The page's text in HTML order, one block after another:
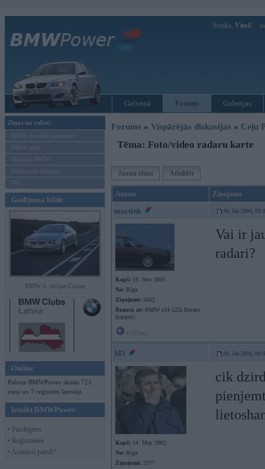
Sveiks, Viesi!
Galvenā Forums Galerijas
Ziņas un raksti
BMW modeļu jaunumi
BMW testi
Mēneša BMW
Sērijveida tūnings
Vel...
Gadījuma bilde
BMW 6. sērijas Coupe
Online
Pašreiz BMWPower skatās 723
viesi un 7 reģistrēti lietotāji.
Ienākt BMWPower
• Pieslēgties
• Reģistrēties
• Aizmirsi paroli?
Forums » Vispārējās diskusijas » Ceļu
Tēma: Foto/video radaru karte
Jauna tēma Atbildēt
Autors Ziņojums
martink 06. Jan 2006,
Kopš: 19. Nov 2005
No: Rīga
Ziņojumi: 5662
Braucu ar: BMW e34 525i Recaro
(sapņos)
Vai ir
radari?
M3 06. Jan 2006,
Kopš: 14. May 2002
No: Rīga
Ziņojumi: 3377
cik